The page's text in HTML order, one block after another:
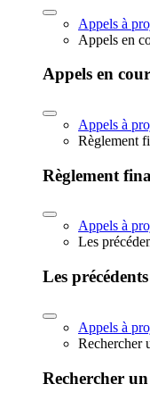
Appels à
Appels en
Appels en
Appels à
Règlement
Règlement
Appels à
Les
Les
Appels à
Rechercher
Rechercher